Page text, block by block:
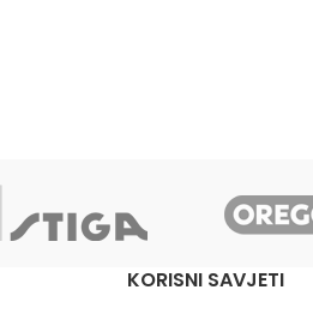
KORISNI SAVJETI